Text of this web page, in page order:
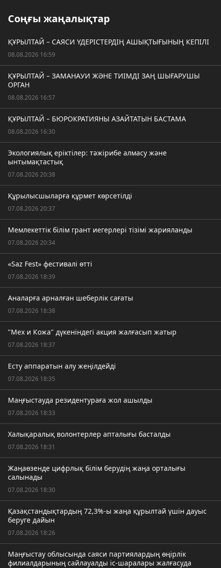
Соңғы жаңалықтар
ҚҰРЫЛТАЙ – САЯСИ ҮДЕРІСТЕРДІҢ АШЫҚТЫҒЫНЫҢ КЕПІЛІ
08.08.2026 16:59
ҚҰРЫЛТАЙ – ЗАМАНАУИ ЖӘНЕ ТИІМДІ ЗАҢ ШЫҒАРУШЫ
ОРГАН
08.08.2026 16:57
ҚҰРЫЛТАЙ – БЮРОКРАТИЯНЫ АЗАЙТАТЫН БАСТАМА
08.08.2026 16:30
Экологиялық еріктілер: тәжірибе алмасу және
ынтымақтастық
07.08.2026 20:38
Құрылысшыларға құрмет көрсетілді
07.08.2026 20:37
Мемлекеттік білім грант иегерлері тізімі жарияланды
07.08.2026 20:34
«Saz Fest» фестивалі өтті
07.08.2026 18:39
Аналарға арналған шеберлік сағаты
07.08.2026 18:38
"Мех и Кожа" дүкеніндегі акция жалғасып жатыр
07.08.2026 18:37
Есту аппаратын алу жеңілдейді
07.08.2026 18:35
Маңғыстауда резидентураға жол ашылды
07.08.2026 18:33
Халықаралық волонтерлер апталығы басталды
07.08.2026 18:31
Жаңаөзенде цифрлық білім берудің жаңа орталығы
салынады
07.08.2026 18:30
Қазақстандықтардың 72,3%-ы жаңа құрылтай үшін дауыс
беруге дайын
07.08.2026 18:26
Маңғыстау облысында саяси партиялардың өңірлік
филиалдарының сайлауалды іс-шаралары жалғасуда